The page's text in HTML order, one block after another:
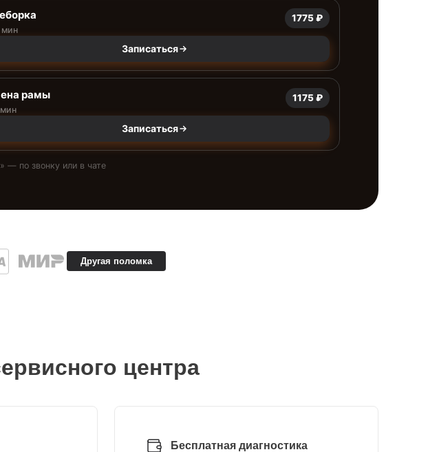
мин
1775 ₽
Записаться
рамы 1175 ₽
Записаться
» — по звонку или в чате
Другая поломка
центра
Бесплатная диагностика